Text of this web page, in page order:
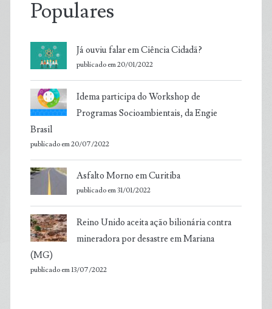
Populares
Já ouviu falar em Ciência Cidadã?
publicado em 20/01/2022
Idema participa do Workshop de
Programas Socioambientais, da Engie
Brasil
publicado em 20/07/2022
Asfalto Morno em Curitiba
publicado em 31/01/2022
Reino Unido aceita ação bilionária contra
mineradora por desastre em Mariana
(MG)
publicado em 13/07/2022